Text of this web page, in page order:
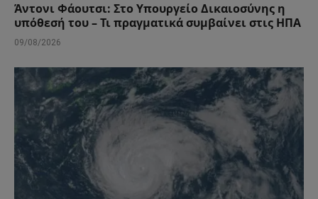
Άντονι Φάουτσι: Στο Υπουργείο Δικαιοσύνης η
υπόθεσή του – Τι πραγματικά συμβαίνει στις ΗΠΑ
09/08/2026